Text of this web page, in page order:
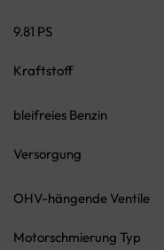
9.81 PS
Kraftstoff
bleifreies Benzin
Versorgung
OHV-hängende Ventile
Motorschmierung Typ